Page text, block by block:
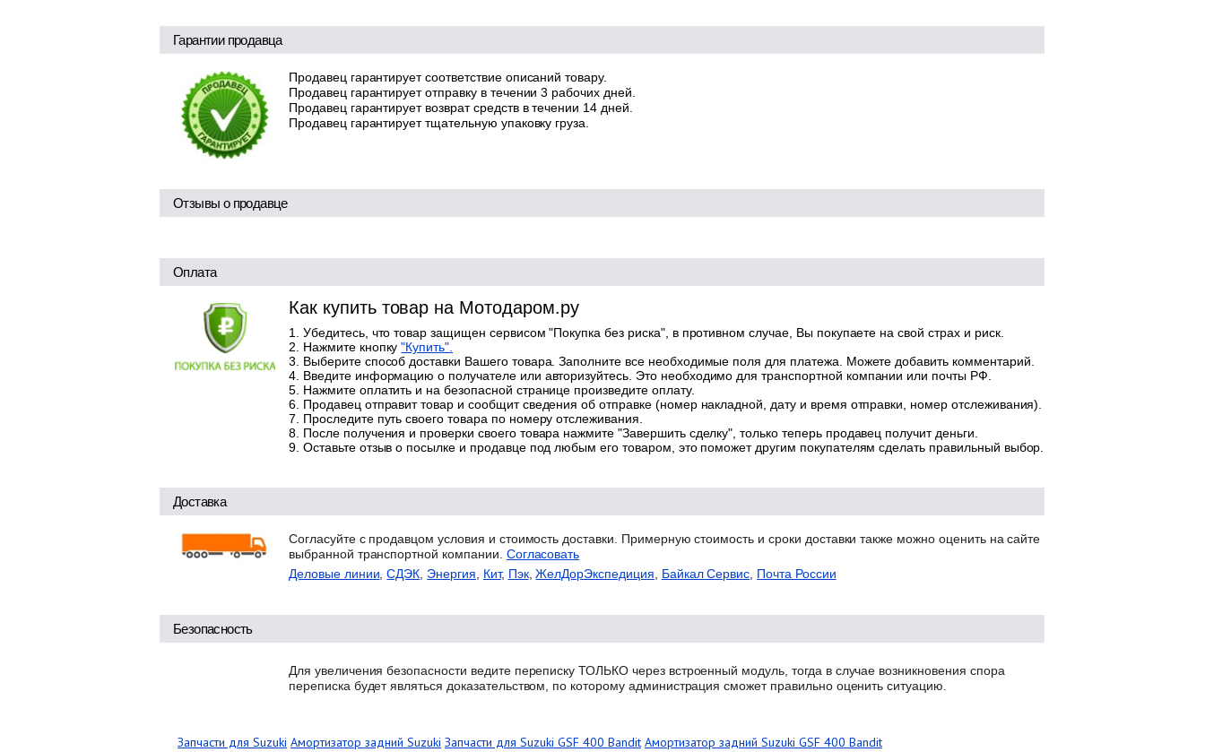
Гарантии продавца
Продавец гарантирует соответствие описаний товару.
Продавец гарантирует отправку в течении 3 рабочих дней.
Продавец гарантирует возврат средств в течении 14 дней.
Продавец гарантирует тщательную упаковку груза.
Отзывы о продавце
Оплата
Как купить товар на Мотодаром.ру
Убедитесь, что товар защищен сервисом "Покупка без риска", в противном случае, Вы покупаете на свой страх и риск.
Нажмите кнопку"Купить".
Выберите способ доставки Вашего товара. Заполните все необходимые поля для платежа. Можете добавить комментарий.
Введите информацию о получателе или авторизуйтесь. Это необходимо для транспортной компании или почты РФ.
Нажмите оплатить и на безопасной странице произведите оплату.
Продавец отправит товар и сообщит сведения об отправке (номер накладной, дату и время отправки, номер отслеживания).
Проследите путь своего товара по номеру отслеживания.
После получения и проверки своего товара нажмите "Завершить сделку", только теперь продавец получит деньги.
Оставьте отзыв о посылке и продавце под любым его товаром, это поможет другим покупателям сделать правильный выбор.
Доставка
Согласуйте с продавцом условия и стоимость доставки. Примерную стоимость и сроки доставки также можно оценить на сайте
выбранной транспортной компании. Согласовать
Деловые линии ,СДЭК Энергия Кит, Пэк,ЖелДорЭкспедиция Байкал Сервис Почта России
Безопасность
Для увеличения безопасности ведите переписку ТОЛЬКО через встроенный модуль, тогда в случае возникновения спора
переписка будет являться доказательством, по которому администрация сможет правильно оценить ситуацию.
Запчасти для Suzuki Амортизатор задний Suzuki Запчасти для Suzuki GSF 400 Bandit Амортизатор задний Suzuki GSF 400 Bandit